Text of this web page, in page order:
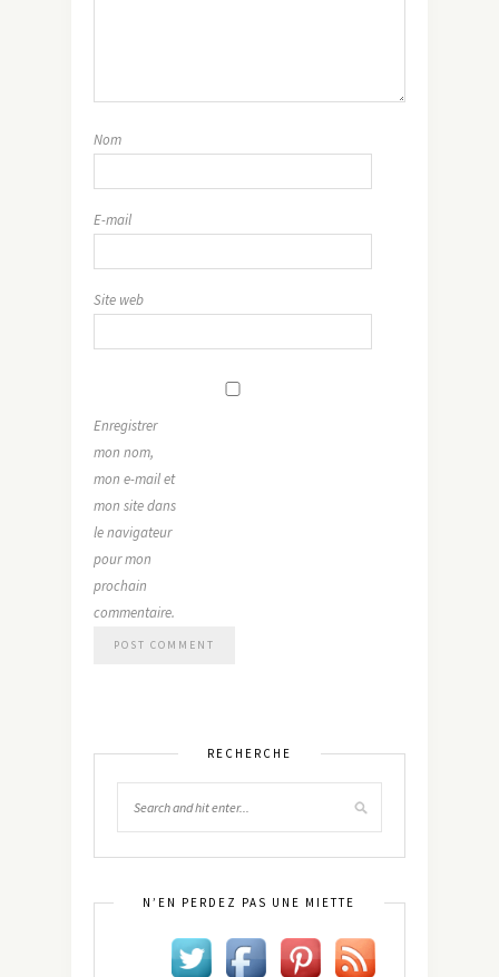
Nom
E-mail
Site web
Enregistrer
mon nom,
mon e-mail et
mon site dans
le navigateur
pour mon
prochain
commentaire.
RECHERCHE
N’EN PERDEZ PAS UNE MIETTE